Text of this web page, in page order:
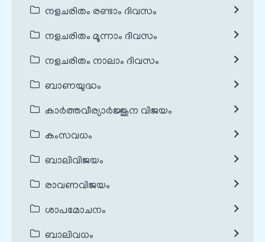
നളചരിതം രണ്ടാം ദിവസം
നളചരിതം മൂന്നാം ദിവസം
നളചരിതം നാലാം ദിവസം
ബാണയുദ്ധം
കാർത്തവീര്യാർജ്ജുന വിജയം
കംസവധം
ബാലിവിജയം
രാവണവിജയം
ശാപമോചനം
ബാലിവധം